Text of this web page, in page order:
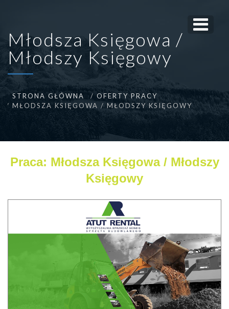
Młodsza Księgowa /
Młodszy Księgowy
STRONA GŁÓWNA
OFERTY PRACY
MŁODSZA KSIĘGOWA / MŁODSZY KSIĘGOWY
Praca: Młodsza Księgowa / Młodszy
Księgowy